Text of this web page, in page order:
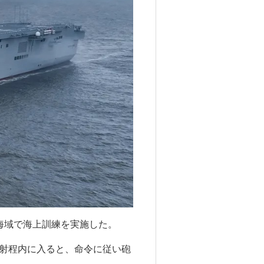
で海上訓練を実施した。
程内に入ると、命令に従い砲